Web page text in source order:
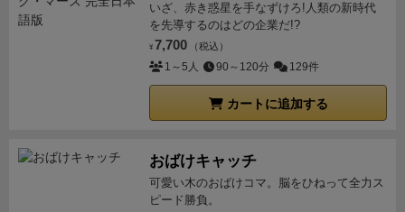
いざ、赤き惑星を手なずけろ!人類の新時代
を先導するのはどの企業だ!?
¥ 7,700 （税込）
1～5人 90～120分 129件
カートに追加する
おばけキャッチ
可愛い木のおばけコマ。脳をひねって全力ス
ピード勝負。